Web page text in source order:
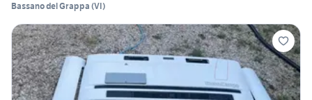
Bassano del Grappa (VI)